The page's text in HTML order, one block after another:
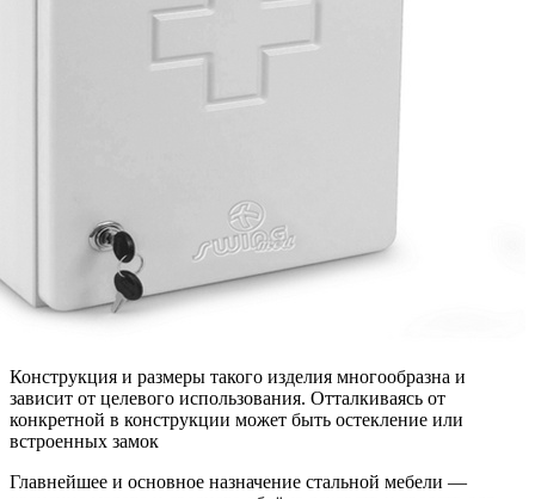
Конструкция и размеры такого изделия многообразна и
зависит от целевого использования. Отталкиваясь от
конкретной в конструкции может быть остекление или
встроенных замок
Главнейшее и основное назначение стальной мебели —